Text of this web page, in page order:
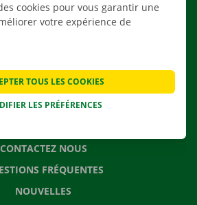
NOS SERVICES
DE DÉMÉNAGEMENT
CONTACTEZ NOUS
FRÉQUENTES
NOUVELLES
cookies pour vous garantir une
votre expérience de
LES PRÉFÉRENCES
TOUS LES COOKIES